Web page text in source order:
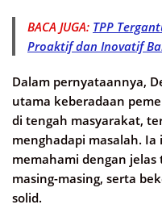
BACA JUGA: TPP
Proaktif dan Inovatif
Dalam pernyataannya,
utama keberadaan
di tengah masyarakat,
menghadapi masalah. Ia
memahami dengan
masing-masing, serta
solid.